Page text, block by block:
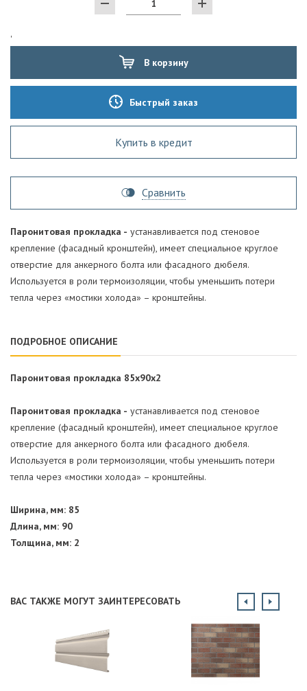
'
В корзину
Быстрый заказ
Купить в кредит
Сравнить
Паронитовая прокладка - устанавливается под стеновое
крепление (фасадный кронштейн), имеет специальное круглое
отверстие для анкерного болта или фасадного дюбеля.
Используется в роли термоизоляции, чтобы уменьшить потери
тепла через «мостики холода» – кронштейны.
ПОДРОБНОЕ ОПИСАНИЕ
Паронитовая прокладка 85x90x2
Паронитовая прокладка - устанавливается под стеновое
крепление (фасадный кронштейн), имеет специальное круглое
отверстие для анкерного болта или фасадного дюбеля.
Используется в роли термоизоляции, чтобы уменьшить потери
тепла через «мостики холода» – кронштейны.
Ширина, мм: 85
Длина, мм: 90
Толщина, мм: 2
ВАС ТАКЖЕ МОГУТ ЗАИНТЕРЕСОВАТЬ